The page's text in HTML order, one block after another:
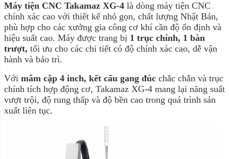
Máy tiện CNC Takamaz XG-4 là dòng máy tiện CNC
chính xác cao với thiết kế nhỏ gọn, chất lượng Nhật Bản,
phù hợp cho các xưởng gia công cơ khí cần độ ổn định và
hiệu suất cao. Máy được trang bị 1 trục chính, 1 bàn
trượt, tối ưu cho các chi tiết có độ chính xác cao, dễ vận
hành và bảo trì.
Với mâm cặp 4 inch, kết cấu gang đúc chắc chắn và trục
chính tích hợp động cơ, Takamaz XG-4 mang lại năng suất
vượt trội, độ rung thấp và độ bền cao trong quá trình sản
xuất liên tục.